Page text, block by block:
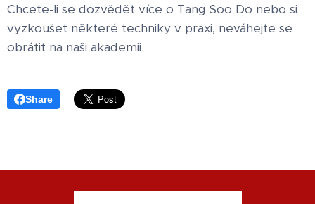
Chcete-li se dozvědět více o Tang Soo Do nebo si
vyzkoušet některé techniky v praxi, neváhejte se
obrátit na naši akademii.
Share